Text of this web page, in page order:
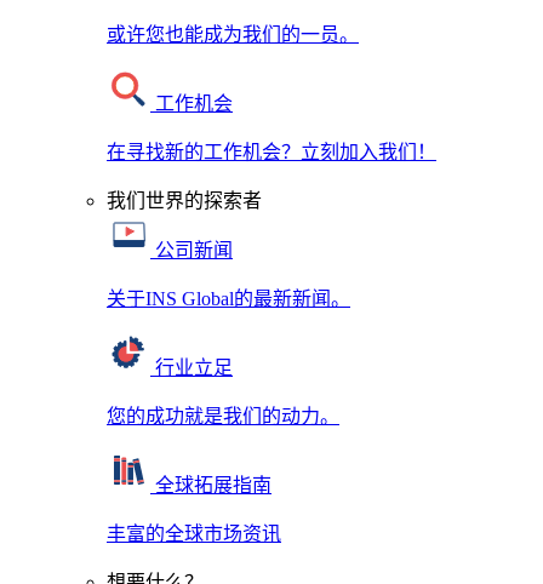
或许您也能成为我们的一员。
工作机会
在寻找新的工作机会？立刻加入我们！
我们世界的探索者
公司新闻
关于INS Global的最新新闻。
行业立足
您的成功就是我们的动力。
全球拓展指南
丰富的全球市场资讯